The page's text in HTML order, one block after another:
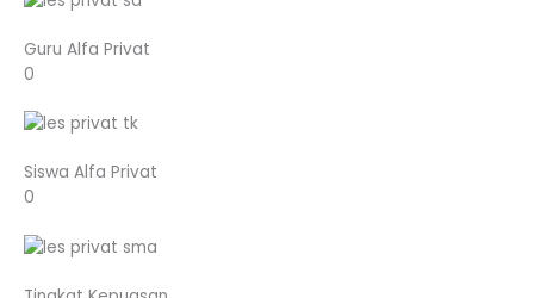
Guru Alfa Privat
0
Siswa Alfa Privat
0